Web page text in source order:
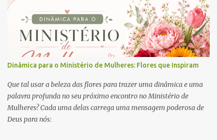
Dinâmica para o Ministério de Mulheres: Flores que Inspiram
Que tal usar a beleza das flores para trazer uma dinâmica e uma
palavra profunda no seu próximo encontro no Ministério de
Mulheres? Cada uma delas carrega uma mensagem poderosa de
Deus para nós: